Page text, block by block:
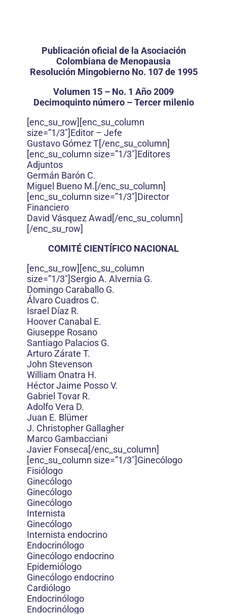
Publicación oficial de la Asociación
Colombiana de Menopausia
Resolución Mingobierno No. 107 de 1995
Volumen 15 – No. 1 Año 2009
Decimoquinto número – Tercer milenio
[enc_su_row][enc_su_column
size=”1/3″]Editor – Jefe
Gustavo Gómez T[/enc_su_column]
[enc_su_column size=”1/3″]Editores
Adjuntos
Germán Barón C.
Miguel Bueno M.[/enc_su_column]
[enc_su_column size=”1/3″]Director
Financiero
David Vásquez Awad[/enc_su_column]
[/enc_su_row]
COMITÉ CIENTÍFICO NACIONAL
[enc_su_row][enc_su_column
size=”1/3″]Sergio A. Alvernia G.
Domingo Caraballo G.
Álvaro Cuadros C.
Israel Díaz R.
Hoover Canabal E.
Giuseppe Rosano
Santiago Palacios G.
Arturo Zárate T.
John Stevenson
William Onatra H.
Héctor Jaime Posso V.
Gabriel Tovar R.
Adolfo Vera D.
Juan E. Blümer
J. Christopher Gallagher
Marco Gambacciani
Javier Fonseca[/enc_su_column]
[enc_su_column size=”1/3″]Ginecólogo
Fisiólogo
Ginecólogo
Ginecólogo
Ginecólogo
Internista
Ginecólogo
Internista endocrino
Endocrinólogo
Ginecólogo endocrino
Epidemiólogo
Ginecólogo endocrino
Cardiólogo
Endocrinólogo
Endocrinólogo